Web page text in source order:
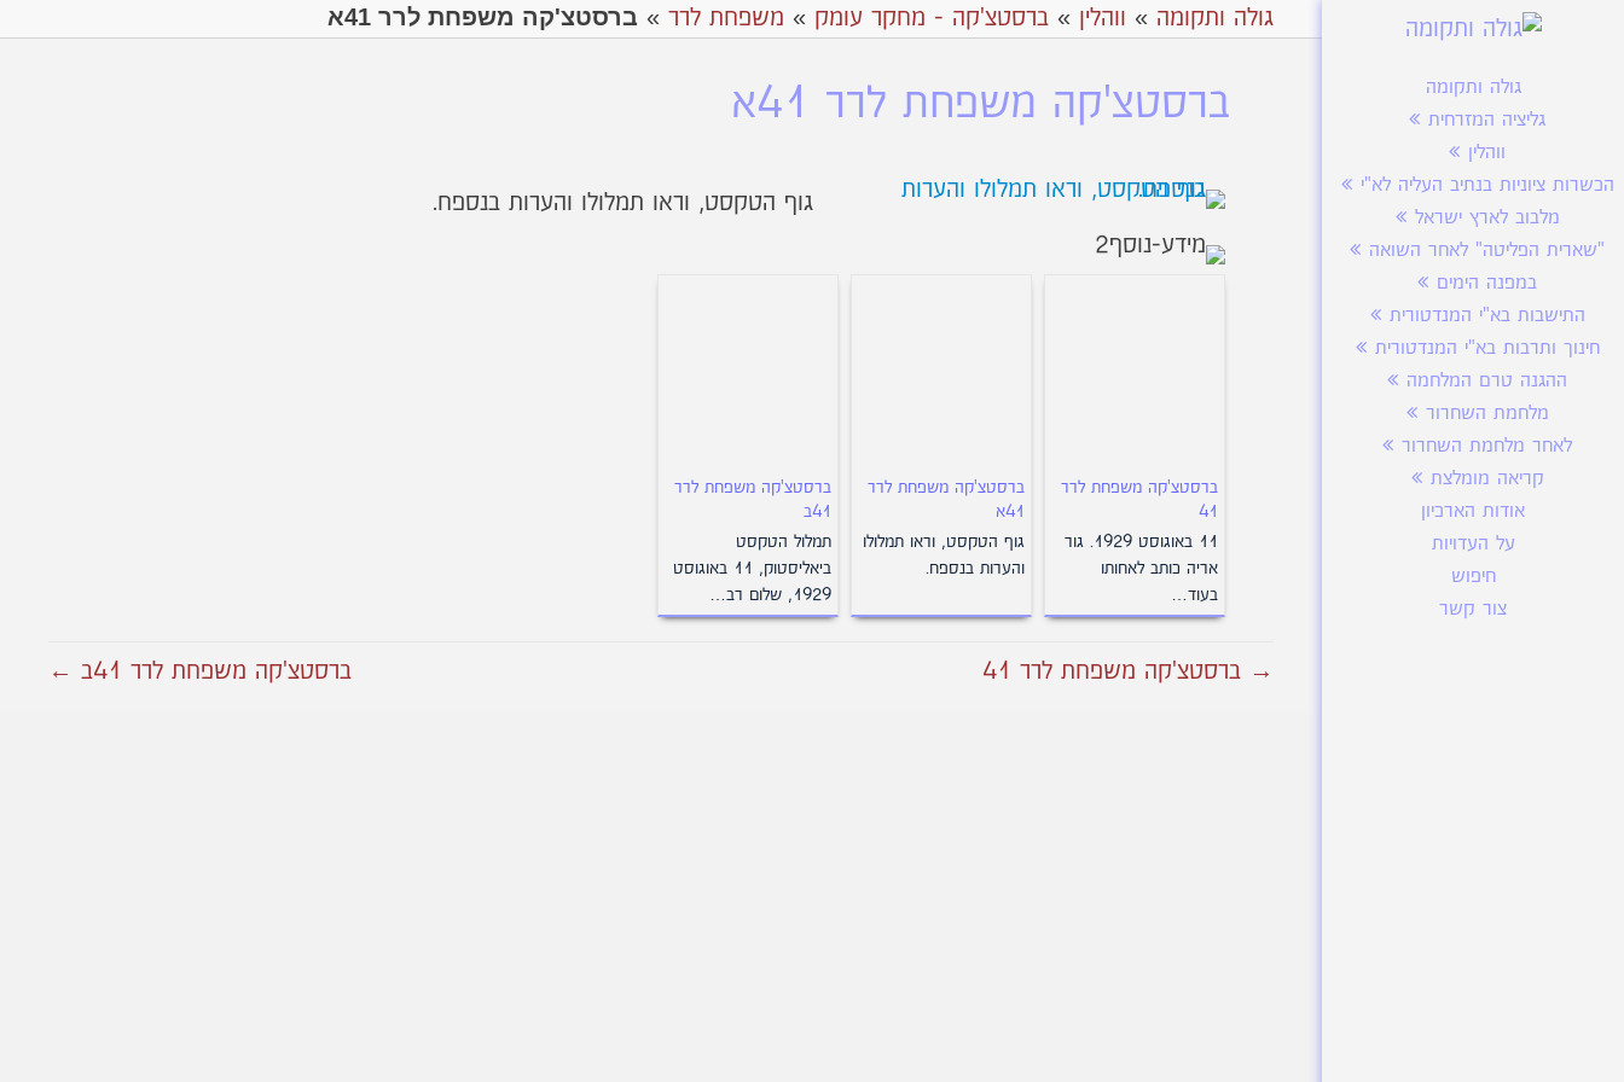
גולה ותקומה
גליציה המזרחית
ווהלין
הכשרות ציוניות בנתיב העליה לא"י
מלבוב לארץ ישראל
"שארית הפליטה" לאחר השואה
במפנה הימים
התישבות בא"י המנדטורית
חינוך ותרבות בא"י המנדטורית
ההגנה טרם המלחמה
מלחמת השחרור
לאחר מלחמת השחרור
קריאה מומלצת
אודות הארכיון
על העדויות
חיפוש
צור קשר
גולה ותקומה » ווהלין » ברסטצ'קה - מחקר עומק » משפחת לרר » ברסטצ'קה משפחת לרר 41א
ברסטצ'קה משפחת לרר 41א
גוף הטקסט, וראו תמלולו והערות בנספח.
ברסטצ'קה משפחת לרר
41
11 באוגוסט 1929. גור
אריה כותב לאחותו
בעוד…
ברסטצ'קה משפחת לרר
41א
גוף הטקסט, וראו תמלולו
והערות בנספח.
ברסטצ'קה משפחת לרר
41ב
תמלול הטקסט
ביאליסטוק, 11 באוגוסט
1929, שלום רב…
→ ברסטצ'קה משפחת לרר 41 ברסטצ'קה משפחת לרר 41ב ←